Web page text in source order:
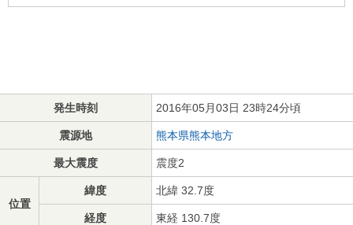
発生時刻 2016年05月03日 23時24分頃
震源地 熊本県熊本地方
最大震度 震度2
位置
緯度 北緯 32.7度
経度 東経 130.7度